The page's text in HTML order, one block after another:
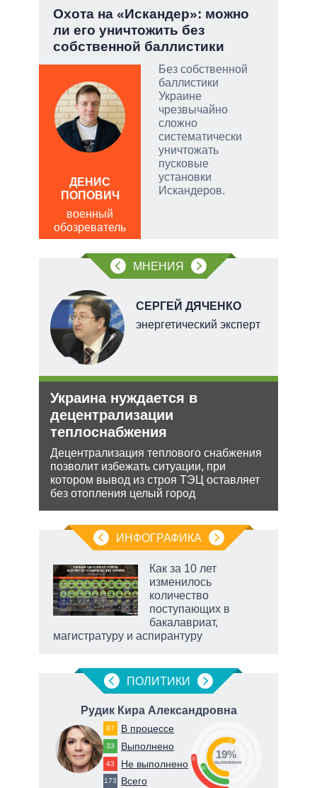
Охота на «Искандер»: можно
ли его уничтожить без
собственной баллистики
Без собственной
баллистики
Украине
чрезвычайно
сложно
систематически
уничтожать
пусковые
установки
Искандеров.
ДЕНИС
ПОПОВИЧ
военный
обозреватель
МНЕНИЯ
СЕРГЕЙ ДЯЧЕНКО
энергетический эксперт
Украина нуждается в
децентрализации
теплоснабжения
Децентрализация теплового снабжения
позволит избежать ситуации, при
котором вывод из строя ТЭЦ оставляет
без отопления целый город
ИНФОГРАФИКА
Как за 10 лет
изменилось
количество
поступающих в
бакалавриат,
магистратуру и аспирантуру
ПОЛИТИКИ
Рудик Кира Александровна
97 В процессе
33 Выполнено
43 Не выполнено
173 Всего
25
19
56
19%
выполнено